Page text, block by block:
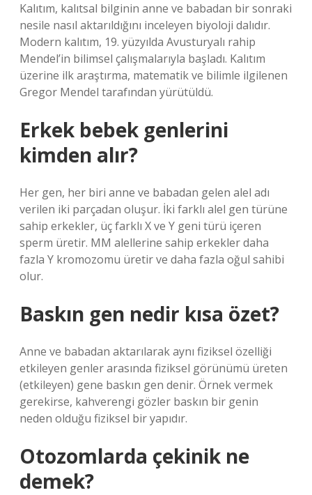
Kalıtım, kalıtsal bilginin anne ve babadan bir sonraki
nesile nasıl aktarıldığını inceleyen biyoloji dalıdır.
Modern kalıtım, 19. yüzyılda Avusturyalı rahip
Mendel’in bilimsel çalışmalarıyla başladı. Kalıtım
üzerine ilk araştırma, matematik ve bilimle ilgilenen
Gregor Mendel tarafından yürütüldü.
Erkek bebek genlerini
kimden alır?
Her gen, her biri anne ve babadan gelen alel adı
verilen iki parçadan oluşur. İki farklı alel gen türüne
sahip erkekler, üç farklı X ve Y geni türü içeren
sperm üretir. MM alellerine sahip erkekler daha
fazla Y kromozomu üretir ve daha fazla oğul sahibi
olur.
Baskın gen nedir kısa özet?
Anne ve babadan aktarılarak aynı fiziksel özelliği
etkileyen genler arasında fiziksel görünümü üreten
(etkileyen) gene baskın gen denir. Örnek vermek
gerekirse, kahverengi gözler baskın bir genin
neden olduğu fiziksel bir yapıdır.
Otozomlarda çekinik ne
demek?